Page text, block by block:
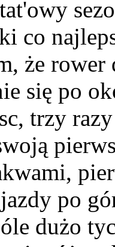
co
że
się po
trzy
jazdy po
dużo